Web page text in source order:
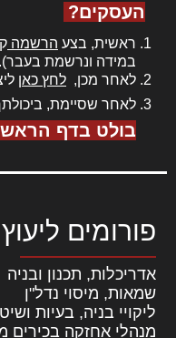
העסקים?
ראשית, בצע הרשמה
במידה ונרשמת בעבר).
לאחר מכן, לחץ כאן
לאחר שסיימת,
בולט בדף
פורומים ליעוץ
אדריכלות, תכנון ובניה
שמאות, מיסוי נדל"ן
ליקויי בניה, בעיות
מנהלי אחזקה בכירים